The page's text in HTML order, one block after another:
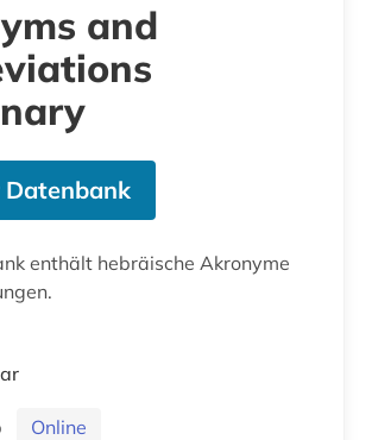
and
Datenbank
enthält hebräische Akronyme
Online